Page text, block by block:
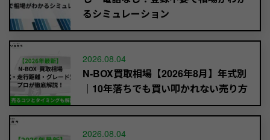
るシミュレーション
2026.08.04
N-BOX買取相場【2026年8月】年式別
｜10年落ちでも買い叩かれない売り方
2026.08.04